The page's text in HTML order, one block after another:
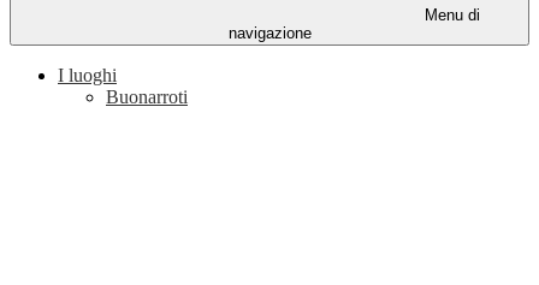
Menu di
navigazione
I luoghi
Buonarroti